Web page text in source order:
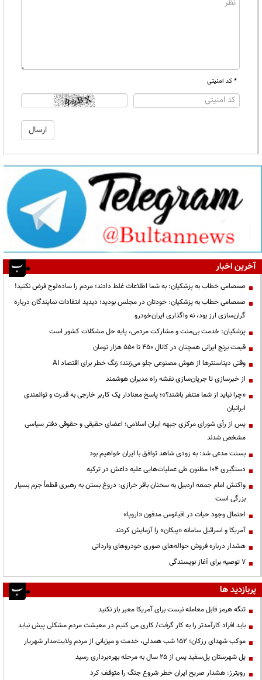
* کد امنیتی
آخرین اخبار
صمصامی خطاب به پزشکیان: به شما اطلاعات غلط دادند؛ مردم را ساده‌لوح فرض نکنید!
صمصامی خطاب به پزشکیان: خودتان در مجلس بودید؛ دیدید انتقادات نمایندگان درباره
گران‌سازی ارز بود، نه واگذاری ایران‌خودرو
پزشکیان: خدمت بی‌منت و مشارکت مردمی، پایه حل مشکلات کشور است
قیمت‌ برنج ایرانی همچنان در کانال ۴۵۰ تا ۵۵۰ هزار تومان
وقتی دیتاسنترها از هوش مصنوعی جلو می‌زنند؛ زنگ خطر برای اقتصاد AI
از خبرسازی تا جریان‌سازی نقشه راه مدیران هوشمند
«چرا نباید از شما متنفر باشند؟»؛ پاسخ معنادار یک کاربر خارجی به قدرت و توانمندی
ایرانیان
پس از رأی شورای مرکزی جبهه ایران اسلامی؛ اعضای حقیقی و حقوقی دفتر سیاسی
مشخص شدند
بسنت مدعی شد: به زودی شاهد توافق با ایران خواهیم بود
دستگیری ۱۰۴ مظنون طی عملیات‌هایی علیه داعش در ترکیه
واکنش امام جمعه اردبیل به سخنان باقر خرازی: دروغ بستن به رهبری قطعاً جرم بسیار
بزرگی است
احتمال وجود حیات در اقیانوس مدفون «اروپا»
آمریکا و اسرائیل سامانه «پیکان» را آزمایش کردند
هشدار درباره فروش حواله‌های صوری خودروهای وارداتی
۷ توصیه برای آغاز نویسندگی
پربازدید ها
تنگه هرمز قابل معامله نیست برای آمریکا معبر باز نکنید
باید افراد کارآمدتر را به کار گرفت/ کاری می کنیم در معیشت مردم مشکلی پیش نیاید
موکب شهدای رزکان؛ ۱۵۲ شب همدلی، خدمت و میزبانی از مردم ولایت‌مدار شهریار
پل شهرستان پل‌سفید پس از ۲۵ سال به مرحله بهره‌برداری رسید
رویترز: هشدار صریح ایران خطر شروع جنگ را متوقف کرد